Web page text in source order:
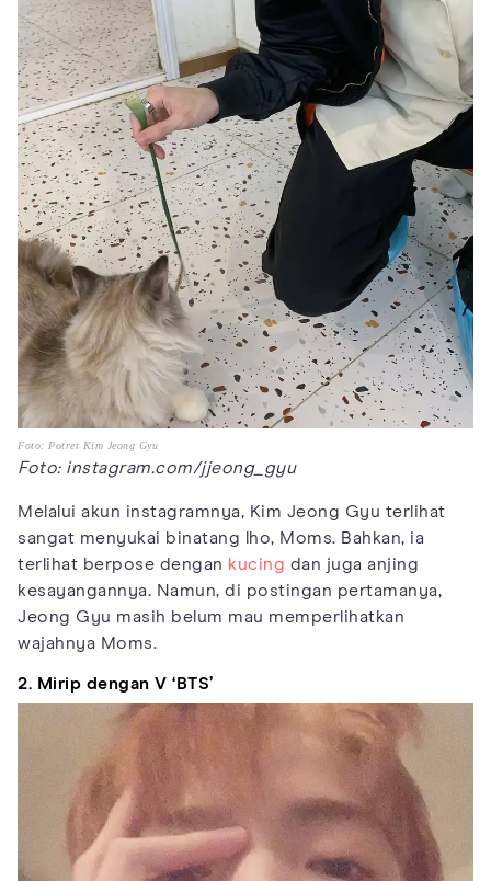
Foto: Potret Kim Jeong Gyu
Foto: instagram.com/jjeong_gyu
Melalui akun instagramnya, Kim Jeong Gyu terlihat
sangat menyukai binatang lho, Moms. Bahkan, ia
terlihat berpose dengan kucing dan juga anjing
kesayangannya. Namun, di postingan pertamanya,
Jeong Gyu masih belum mau memperlihatkan
wajahnya Moms.
2. Mirip dengan V ‘BTS’